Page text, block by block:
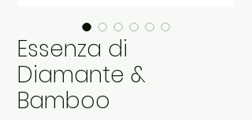
Essenza di
Diamante &
Bamboo